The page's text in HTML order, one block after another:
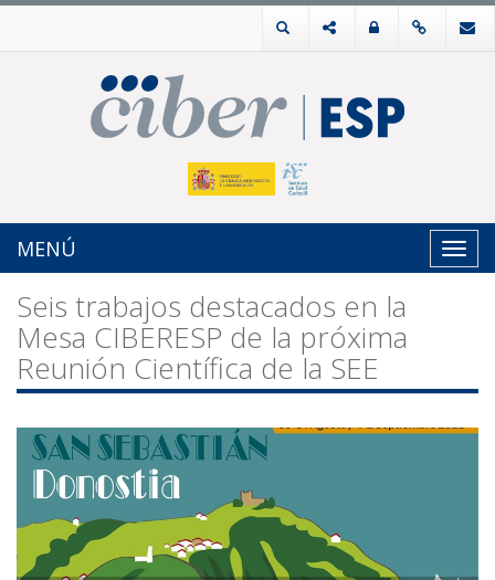
MENÚ
Seis trabajos destacados en la
Mesa CIBERESP de la próxima
Reunión Científica de la SEE